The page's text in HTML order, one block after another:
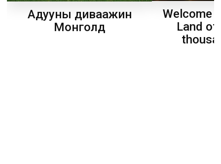
Адууны диваажин
Монголд
Welcome
Land of